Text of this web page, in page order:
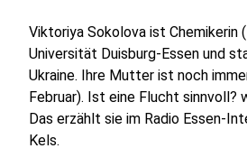
Viktoriya Sokolova ist Chemikerin
Universität Duisburg-Essen und
Ukraine. Ihre Mutter ist noch
Februar). Ist eine Flucht sinnvoll?
Das erzählt sie im Radio Essen-
Kels.